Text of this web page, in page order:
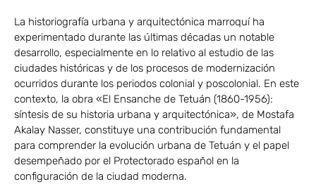
La historiografía urbana y arquitectónica marroquí ha
experimentado durante las últimas décadas un notable
desarrollo, especialmente en lo relativo al estudio de las
ciudades históricas y de los procesos de modernización
ocurridos durante los periodos colonial y poscolonial. En este
contexto, la obra «El Ensanche de Tetuán (1860-1956):
síntesis de su historia urbana y arquitectónica», de Mostafa
Akalay Nasser, constituye una contribución fundamental
para comprender la evolución urbana de Tetuán y el papel
desempeñado por el Protectorado español en la
configuración de la ciudad moderna.